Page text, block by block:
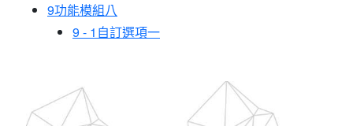
9功能模組八
9 - 1 自訂選項一